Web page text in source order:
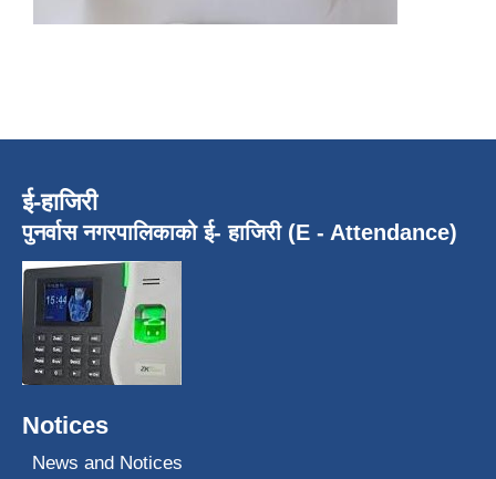
ई-हाजिरी
पुनर्वास नगरपालिकाको ई- हाजिरी (E - Attendance)
Notices
News and Notices